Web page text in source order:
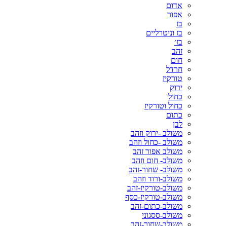
אדום
אפור
בז
בז וניטרליים
בז׳
זהב
חום
חרדל
טורקיז
ירוק
כחול
כחול וטורקיז
כתום
לבן
משולב -ירוק וזהב
משולב -כחול וזהב
משולב אפור זהב
משולב- חום וזהב
משולב- שחור-זהב
משולב-ורוד וזהב
משולב-טורקיז-זהב
משולב-טורקיז-כסף
משולב-כתום-זהב
משולב-ססגוני
משולב-שחור-זהב